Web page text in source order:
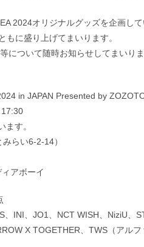
2024オリジナルグッズを企画
もに盛り上げてまいります。
について随時お知らせしてまいりま
in JAPAN Presented by
す。
らい6-2-14）
アボーイ
、INI、JO1、NCT WISH、NiziU、
X TOGETHER、TWS（アルフ